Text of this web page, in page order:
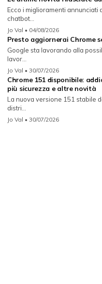
Ecco i miglioramenti annunciati
chatbot...
Jo Val • 04/08/2026
Presto aggiornerai Chrome
Google sta lavorando alla
lavor...
Jo Val • 30/07/2026
Chrome 151 disponibile:
più sicurezza e altre novità
La nuova versione 151 stabile
distri...
Jo Val • 30/07/2026